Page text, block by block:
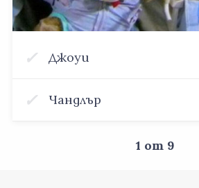
Джоуи
Чандлър
1 от 9